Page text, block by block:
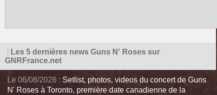
Les 5 dernières news Guns N' Roses sur
GNRFrance.net
Le 06/08/2026 : Setlist, photos, videos du concert de Guns
N' Roses à Toronto, première date canadienne de la